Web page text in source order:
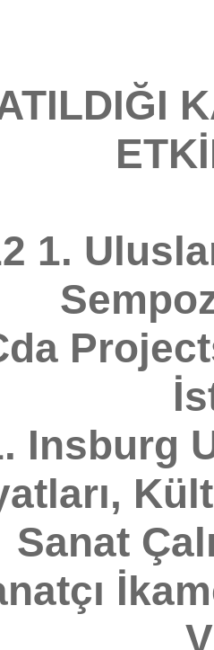
1.
Insburg
Sanat